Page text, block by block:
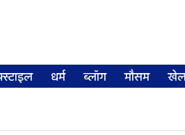
धर्म ब्लॉग मौसम खेल